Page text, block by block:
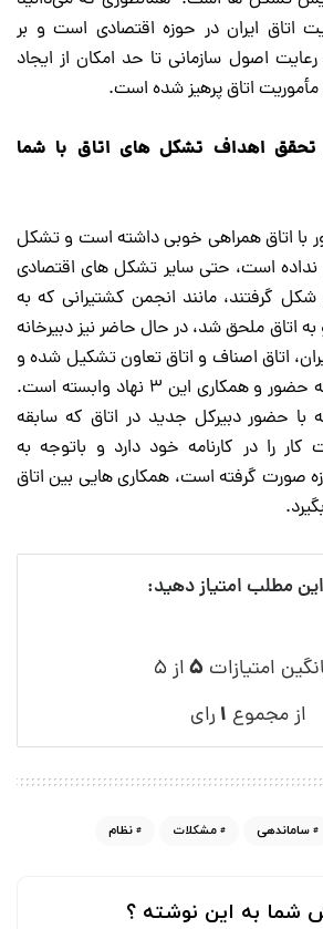
اتاق ایران در حوزه اقتصادی است و بر
اصول سازمانی تا حد امکان از ایجاد
اتاق پرهیز شده است.
تحقق اهداف تشکل های اتاق با شما
با اتاق همراهی خوبی داشته است و تشکل
است، حتی سایر تشکل های اقتصادی
گرفتند، مانند انجمن کشتیرانی که به
اتاق ملحق شد، در حال حاضر نیز دبیرخانه
اتاق اصناف و اتاق تعاون تشکیل شده و
ساماندهی، تشکل‌ها به حضور و همکاری این ۳ نهاد وابسته است.
با حضور دبیرکل جدید در اتاق که سابقه
کار را در کارنامه خود دارد و باتوجه به
صورت گرفته است، همکاری هایی بین اتاق
مطلب امتیاز دهید:
امتیازات ۵از ۵
از مجموع ۱ رای
ساماندهی مشکلات نظام
شما به این نوشته ؟